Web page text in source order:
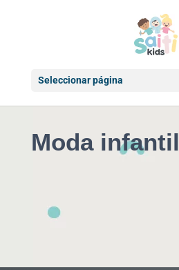
Seleccionar página
Moda infantil